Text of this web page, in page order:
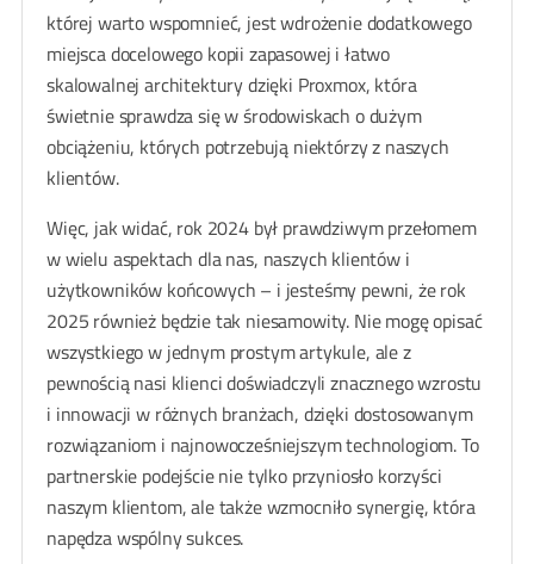
której warto wspomnieć, jest wdrożenie dodatkowego
miejsca docelowego kopii zapasowej i łatwo
skalowalnej architektury dzięki Proxmox, która
świetnie sprawdza się w środowiskach o dużym
obciążeniu, których potrzebują niektórzy z naszych
klientów.
Więc, jak widać, rok 2024 był prawdziwym przełomem
w wielu aspektach dla nas, naszych klientów i
użytkowników końcowych – i jesteśmy pewni, że rok
2025 również będzie tak niesamowity. Nie mogę opisać
wszystkiego w jednym prostym artykule, ale z
pewnością nasi klienci doświadczyli znacznego wzrostu
i innowacji w różnych branżach, dzięki dostosowanym
rozwiązaniom i najnowocześniejszym technologiom. To
partnerskie podejście nie tylko przyniosło korzyści
naszym klientom, ale także wzmocniło synergię, która
napędza wspólny sukces.